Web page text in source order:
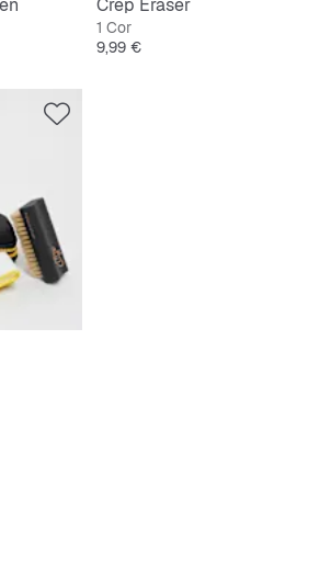
Crep Eraser
1 Cor
Preço
9,99 €